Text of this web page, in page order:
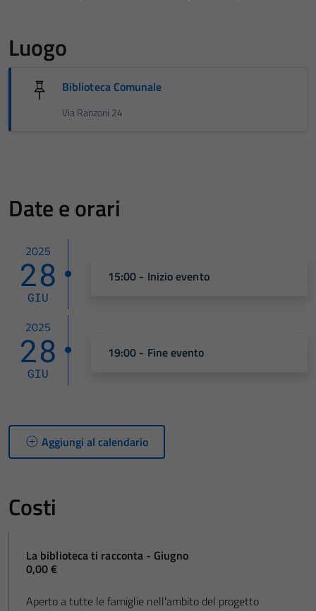
Luogo
Biblioteca Comunale
Via Ranzoni 24
Date e orari
2025
28
GIU
15:00 - Inizio evento
2025
28
GIU
19:00 - Fine evento
Aggiungi al calendario
Costi
La biblioteca ti racconta - Giugno
0,00 €
Aperto a tutte le famiglie nell'ambito del progetto